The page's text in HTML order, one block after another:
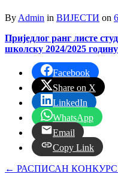
By Admin in ВИЈЕСТИ on
Приједлог ранг листе
школску 2024/2025 годину
Facebook
Share on X
LinkedIn
WhatsApp
Email
Copy Link
← РАСПИСАН